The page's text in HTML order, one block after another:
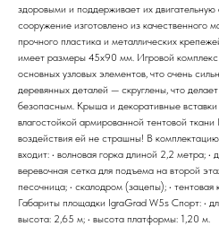
здоровыми и поддерживает их
сооружение изготовлено из качественного
прочного пластика и металлических
имеет размеры 45х90 мм. Игровой
основных узловых элементов, что очень
деревянных деталей — скруглены, что
безопасным. Крыша и декоративные
влагостойкой армированной тентовой
воздействия ей не страшны! В
входит: • волновая горка длиной 2,2 метра; •
веревочная сетка для подъема на второй
песочница; • скалодром (зацепы); • тентовая
Габариты площадки IgraGrad W5s Спорт: •
высота: 2,65 м; • высота платформы: 1,20 м.